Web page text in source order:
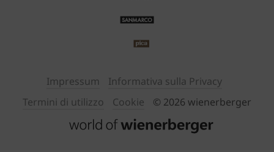
Impressum
Informativa sulla Privacy
Termini di utilizzo
Cookie © 2026 wienerberger